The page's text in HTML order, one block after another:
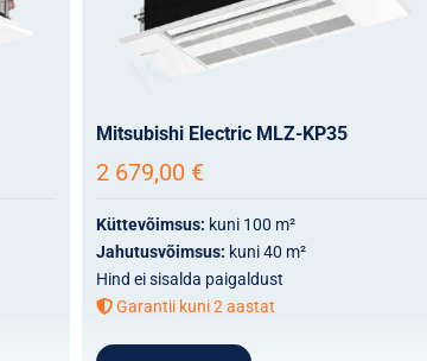
Mitsubishi Electric MLZ-KP35
2 679,00 €
Küttevõimsus: kuni 100 m²
Jahutusvõimsus: kuni 40 m²
Hind ei sisalda paigaldust
Garantii kuni 2 aastat